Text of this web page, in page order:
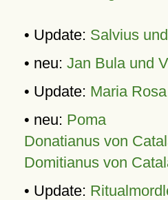
• Update: Salvius
• neu: Jan Bula und
• Update: Maria
• neu: Poma
Donatianus von
Domitianus von
• Update: